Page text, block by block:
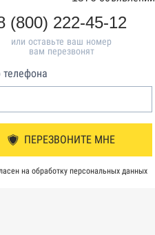
(800) 222-45-12
или оставьте ваш номер
вам перезвонят
ПЕРЕЗВОНИТЕ МНЕ
на обработку персональных данных